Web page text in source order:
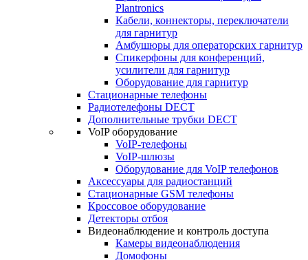
Plantronics
Кабели, коннекторы, переключатели
для гарнитур
Амбушюры для операторских гарнитур
Cпикерфоны для конференций,
усилители для гарнитур
Оборудование для гарнитур
Стационарные телефоны
Радиотелефоны DECT
Дополнительные трубки DECT
VoIP оборудование
VoIP-телефоны
VoIP-шлюзы
Оборудование для VoIP телефонов
Аксессуары для радиостанций
Стационарные GSM телефоны
Кроссовое оборудование
Детекторы отбоя
Видеонаблюдение и контроль доступа
Камеры видеонаблюдения
Домофоны